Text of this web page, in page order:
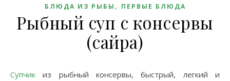
БЛЮДА ИЗ РЫБЫ , ПЕРВЫЕ БЛЮДА
Рыбный суп с консервы
(сайра)
Супчик из рыбный консервы, быстрый, легкий и